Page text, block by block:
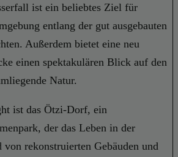
ist ein beliebtes Ziel für
entlang der gut ausgebauten
Außerdem bietet eine neu
einen spektakulären Blick auf den
Natur.
ist das Ötzi-Dorf, ein
der das Leben in der
von rekonstruierten Gebäuden und